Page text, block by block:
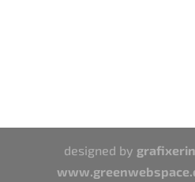
designed by